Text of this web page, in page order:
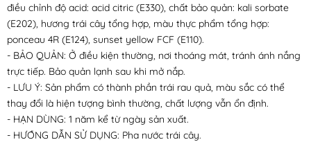
điều chỉnh độ acid: acid citric (E330), chất bảo quản: kali sorbate
(E202), hương trái cây tổng hợp, màu thực phẩm tổng hợp:
ponceau 4R (E124), sunset yellow FCF (E110).
- BẢO QUẢN: Ở điều kiện thường, nơi thoáng mát, tránh ánh nắng
trực tiếp. Bảo quản lạnh sau khi mở nắp.
- LƯU Ý: Sản phẩm có thành phần trái rau quả, màu sắc có thể
thay đổi là hiện tượng bình thường, chất lượng vẫn ổn định.
- HẠN DÙNG: 1 năm kể từ ngày sản xuất.
- HƯỚNG DẪN SỬ DỤNG: Pha nước trái cây.